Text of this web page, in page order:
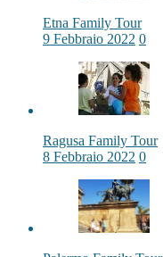
Etna Family Tour
9 Febbraio 2022 0
Ragusa Family Tour
8 Febbraio 2022 0